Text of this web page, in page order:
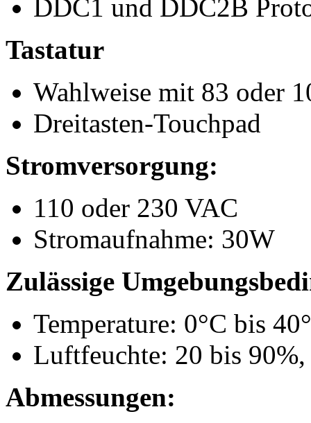
DDC1 und DDC2B
Tastatur
Wahlweise mit 83 oder
Dreitasten-Touchpad
Stromversorgung:
110 oder 230 VAC
Stromaufnahme: 30W
Zulässige
Temperature: 0°C bis
Luftfeuchte: 20 bis
Abmessungen: